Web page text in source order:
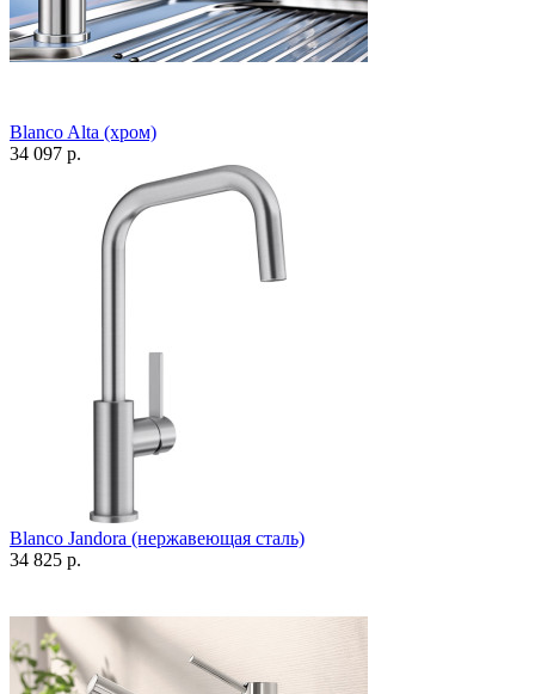
Blanco Alta (хром)
34 097 р.
Blanco Jandora (нержавеющая сталь)
34 825 р.